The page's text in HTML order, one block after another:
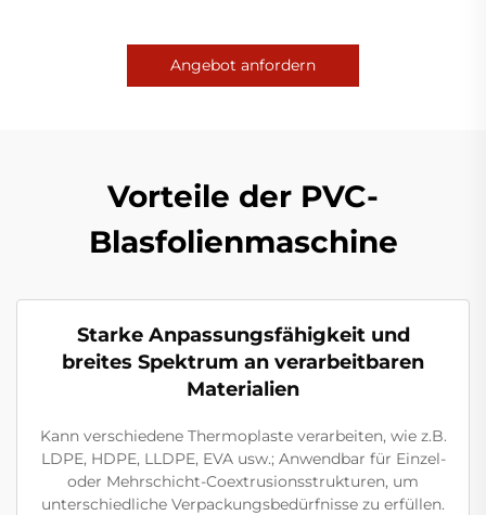
Angebot anfordern
Vorteile der PVC-
Blasfolienmaschine
Starke Anpassungsfähigkeit und
breites Spektrum an verarbeitbaren
Materialien
Kann verschiedene Thermoplaste verarbeiten, wie z.B.
LDPE, HDPE, LLDPE, EVA usw.; Anwendbar für Einzel-
oder Mehrschicht-Coextrusionsstrukturen, um
unterschiedliche Verpackungsbedürfnisse zu erfüllen.